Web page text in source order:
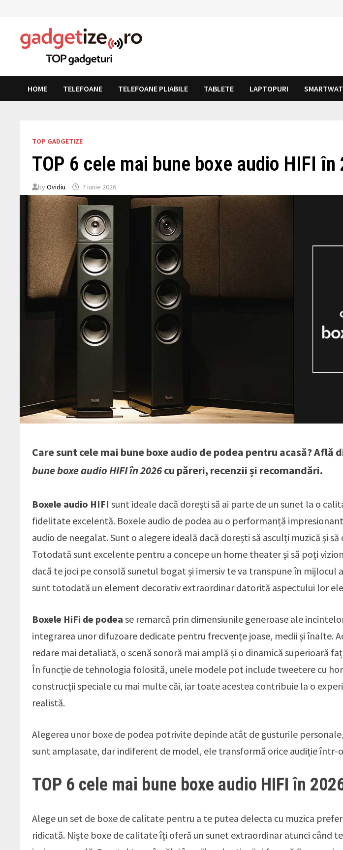
content
HOME TELEFOANE TELEFOANE PLIABILE TABLETE LAPTOPURI
TOP GADGETIZE
TOP 6 cele mai bune boxe audio HIFI în
byOvidiu 7 iunie 2026
Care sunt cele mai bune boxe audio de podea pentru acasă? Află
bune boxe audio HIFI în 2026cu păreri, recenzii și recomandări.
Boxele audio HIFI sunt ideale dacă dorești să ai parte de un sunet la o
fidelitate excelentă. Boxele audio de podea au o performanță
audio de neegalat. Sunt o alegere ideală dacă dorești să asculți muzică și
Totodată sunt excelente pentru a concepe un home theater și să poți
dacă te joci pe consolă sunetul bogat și imersiv te va transpune în mijlocul
sunt totodată un element decorativ extraordinar datorită aspectului lor
Boxele HiFi de podea se remarcă prin dimensiunile generoase ale
integrarea unor difuzoare dedicate pentru frecvențe joase, medii și înalte.
redare mai detaliată, o scenă sonoră mai amplă și o dinamică superioară
În funcție de tehnologia folosită, unele modele pot include tweetere cu
construcții speciale cu mai multe căi, iar toate acestea contribuie la o
realistă.
Alegerea unor boxe de podea potrivite depinde atât de gusturile
sunt amplasate, dar indiferent de model, ele transformă orice audiție într-
TOP 6 cele mai bune boxe audio HIFI în
Alege un set de boxe de calitate pentru a te putea delecta cu muzica
ridicată. Niște boxe de calitate îți oferă un sunet extraordinar atunci când